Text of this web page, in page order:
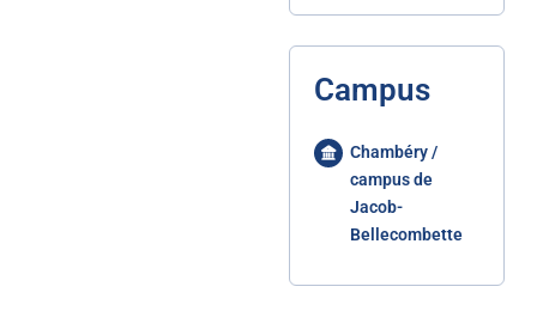
Campus
Chambéry /
campus de
Jacob-
Bellecombette